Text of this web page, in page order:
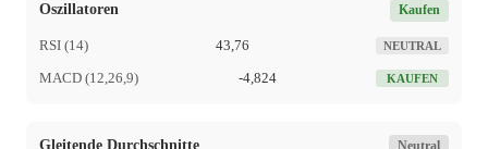
Oszillatoren Kaufen
RSI (14) 43,76 NEUTRAL
MACD (12,26,9) -4,824 KAUFEN
Gleitende Durchschnitte Neutral